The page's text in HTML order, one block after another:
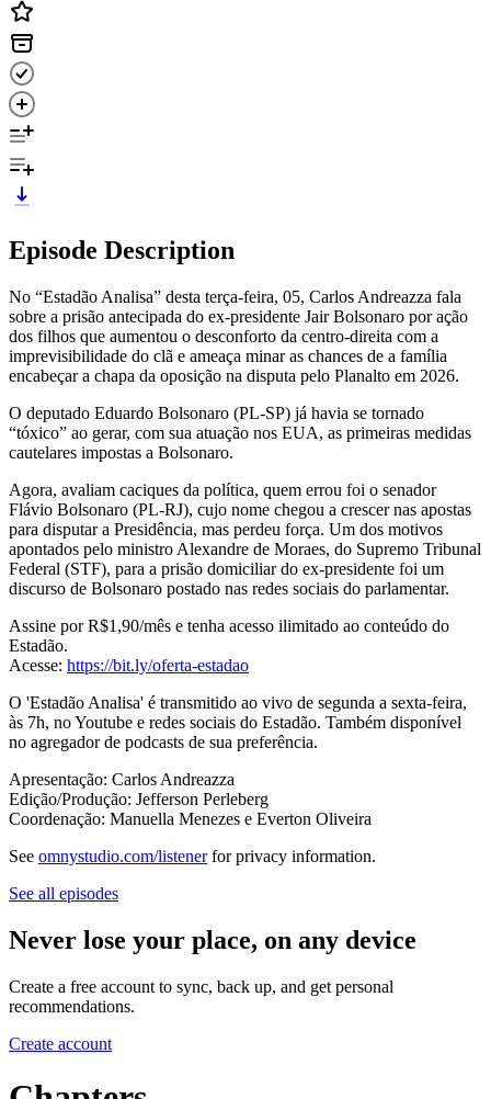
Episode Description
No “Estadão Analisa” desta terça-feira, 05, Carlos Andreazza fala
sobre a prisão antecipada do ex-presidente Jair Bolsonaro por ação
dos filhos que aumentou o desconforto da centro-direita com a
imprevisibilidade do clã e ameaça minar as chances de a família
encabeçar a chapa da oposição na disputa pelo Planalto em 2026.
O deputado Eduardo Bolsonaro (PL-SP) já havia se tornado
“tóxico” ao gerar, com sua atuação nos EUA, as primeiras medidas
cautelares impostas a Bolsonaro.
Agora, avaliam caciques da política, quem errou foi o senador
Flávio Bolsonaro (PL-RJ), cujo nome chegou a crescer nas apostas
para disputar a Presidência, mas perdeu força. Um dos motivos
apontados pelo ministro Alexandre de Moraes, do Supremo Tribunal
Federal (STF), para a prisão domiciliar do ex-presidente foi um
discurso de Bolsonaro postado nas redes sociais do parlamentar.
Assine por R$1,90/mês e tenha acesso ilimitado ao conteúdo do
Estadão.
Acesse: https://bit.ly/oferta-estadao
O 'Estadão Analisa' é transmitido ao vivo de segunda a sexta-feira,
às 7h, no Youtube e redes sociais do Estadão. Também disponível
no agregador de podcasts de sua preferência.
Apresentação: Carlos Andreazza
Edição/Produção: Jefferson Perleberg
Coordenação: Manuella Menezes e Everton Oliveira
See omnystudio.com/listenerfor privacy information.
See all episodes
Never lose your place, on any device
Create a free account to sync, back up, and get personal
recommendations.
Create account